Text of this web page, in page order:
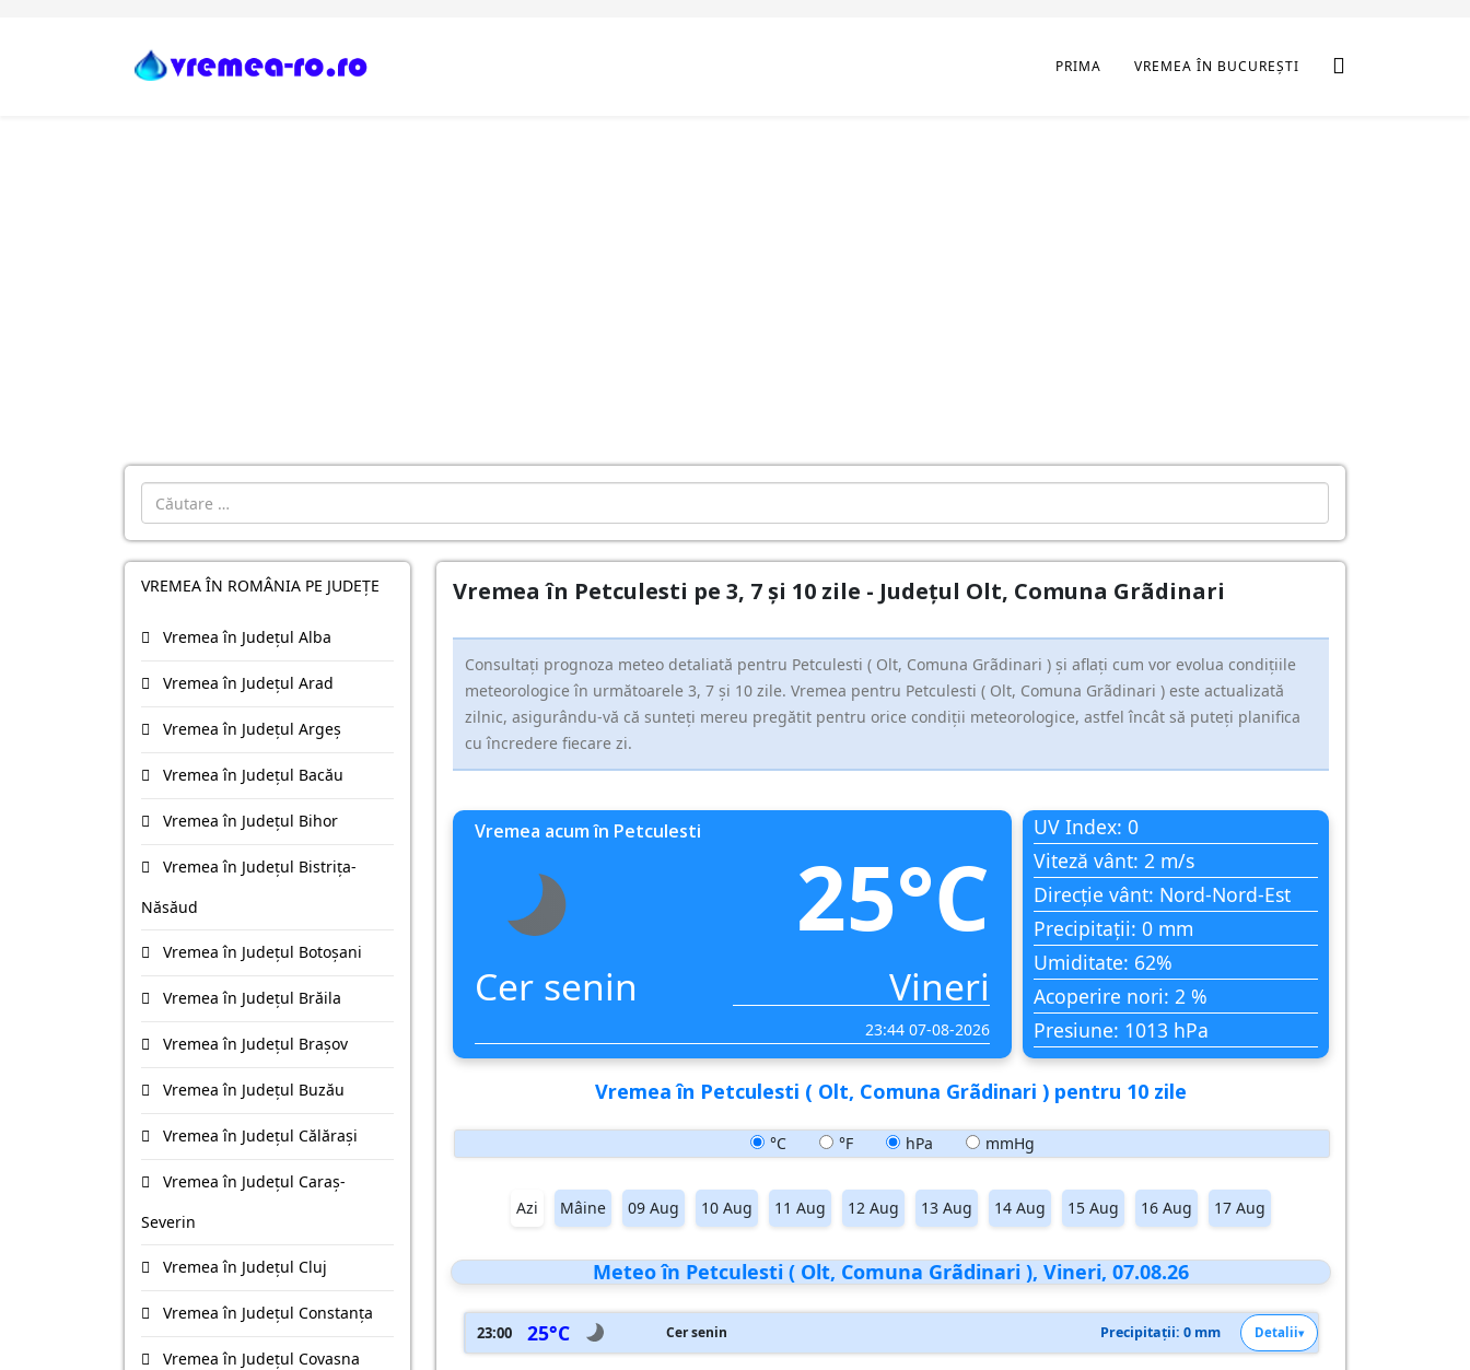
PRIMA VREMEA ÎN BUCUREȘTI
Cautare
VREMEA ÎN ROMÂNIA PE JUDEȚE
Vremea în Județul Alba
Vremea în Județul Arad
Vremea în Județul Argeş
Vremea în Județul Bacău
Vremea în Județul Bihor
Vremea în Județul Bistriţa-
Năsăud
Vremea în Județul Botoşani
Vremea în Județul Brăila
Vremea în Județul Braşov
Vremea în Județul Buzău
Vremea în Județul Călăraşi
Vremea în Județul Caraş-
Severin
Vremea în Județul Cluj
Vremea în Județul Constanţa
Vremea în Județul Covasna
Vremea în Petculesti pe 3, 7 și 10 zile - Județul Olt, Comuna Grãdinari
Consultați prognoza meteo detaliată pentru Petculesti ( Olt, Comuna Grãdinari ) și aflați cum vor evolua condițiile
meteorologice în următoarele 3, 7 și 10 zile. Vremea pentru Petculesti ( Olt, Comuna Grãdinari ) este actualizată
zilnic, asigurându-vă că sunteți mereu pregătit pentru orice condiții meteorologice, astfel încât să puteți planifica
cu încredere fiecare zi.
Vremea acum în Petculesti
25°C
Cer senin Vineri
23:44 07-08-2026
UV Index: 0
Viteză vânt: 2 m/s
Direcție vânt: Nord-Nord-Est
Precipitații: 0 mm
Umiditate: 62%
Acoperire nori: 2 %
Presiune: 1013 hPa
Vremea în Petculesti ( Olt, Comuna Grãdinari ) pentru 10 zile
°C °F hPa mmHg
Azi Mâine 09 Aug 10 Aug 11 Aug 12 Aug 13 Aug 14 Aug 15 Aug 16 Aug 17 Aug
Meteo în Petculesti ( Olt, Comuna Grãdinari ), Vineri, 07.08.26
23:00 25°C Cer senin Precipitații: 0 mm Detalii